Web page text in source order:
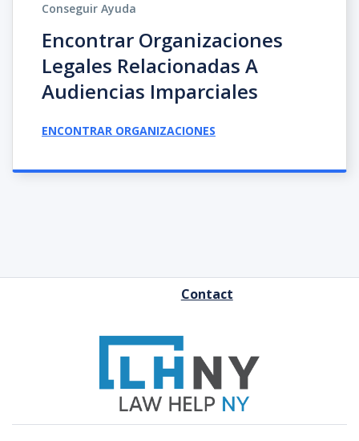
Conseguir Ayuda
Encontrar Organizaciones
Legales Relacionadas A
Audiencias Imparciales
ENCONTRAR ORGANIZACIONES
FOOTERContact